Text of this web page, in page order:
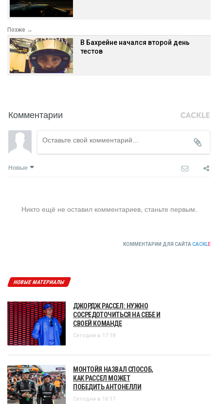
Позже →
В Бахрейне начался второй день
тестов
Комментарии
Новые
Никто ещё не оставил комментариев, станьте первым.
КОММЕНТАРИИ ДЛЯ САЙТА CACKLE
НОВЫЕ МАТЕРИАЛЫ
ДЖОРДЖ РАССЕЛ: НУЖНО
СОСРЕДОТОЧИТЬСЯ НА СЕБЕ И
СВОЕЙ КОМАНДЕ
Сегодня в 17:18
МОНТОЙЯ НАЗВАЛ СПОСОБ,
КАК РАССЕЛ МОЖЕТ
ПОБЕДИТЬ АНТОНЕЛЛИ
Сегодня в 16:17